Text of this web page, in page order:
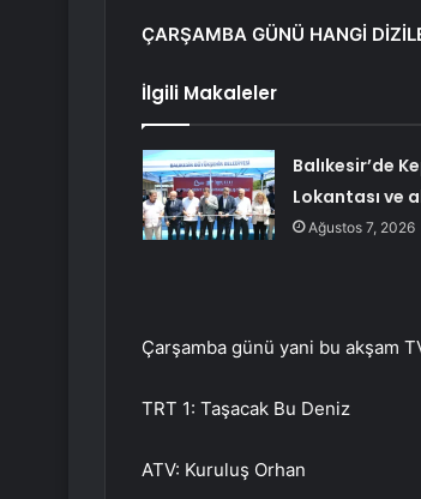
ÇARŞAMBA GÜNÜ HANGİ
İlgili Makaleler
Balıkesir’de
Lokantası ve
Ağustos 7, 2026
Çarşamba günü yani bu akşam
TRT 1: Taşacak Bu Deniz
ATV: Kuruluş Orhan